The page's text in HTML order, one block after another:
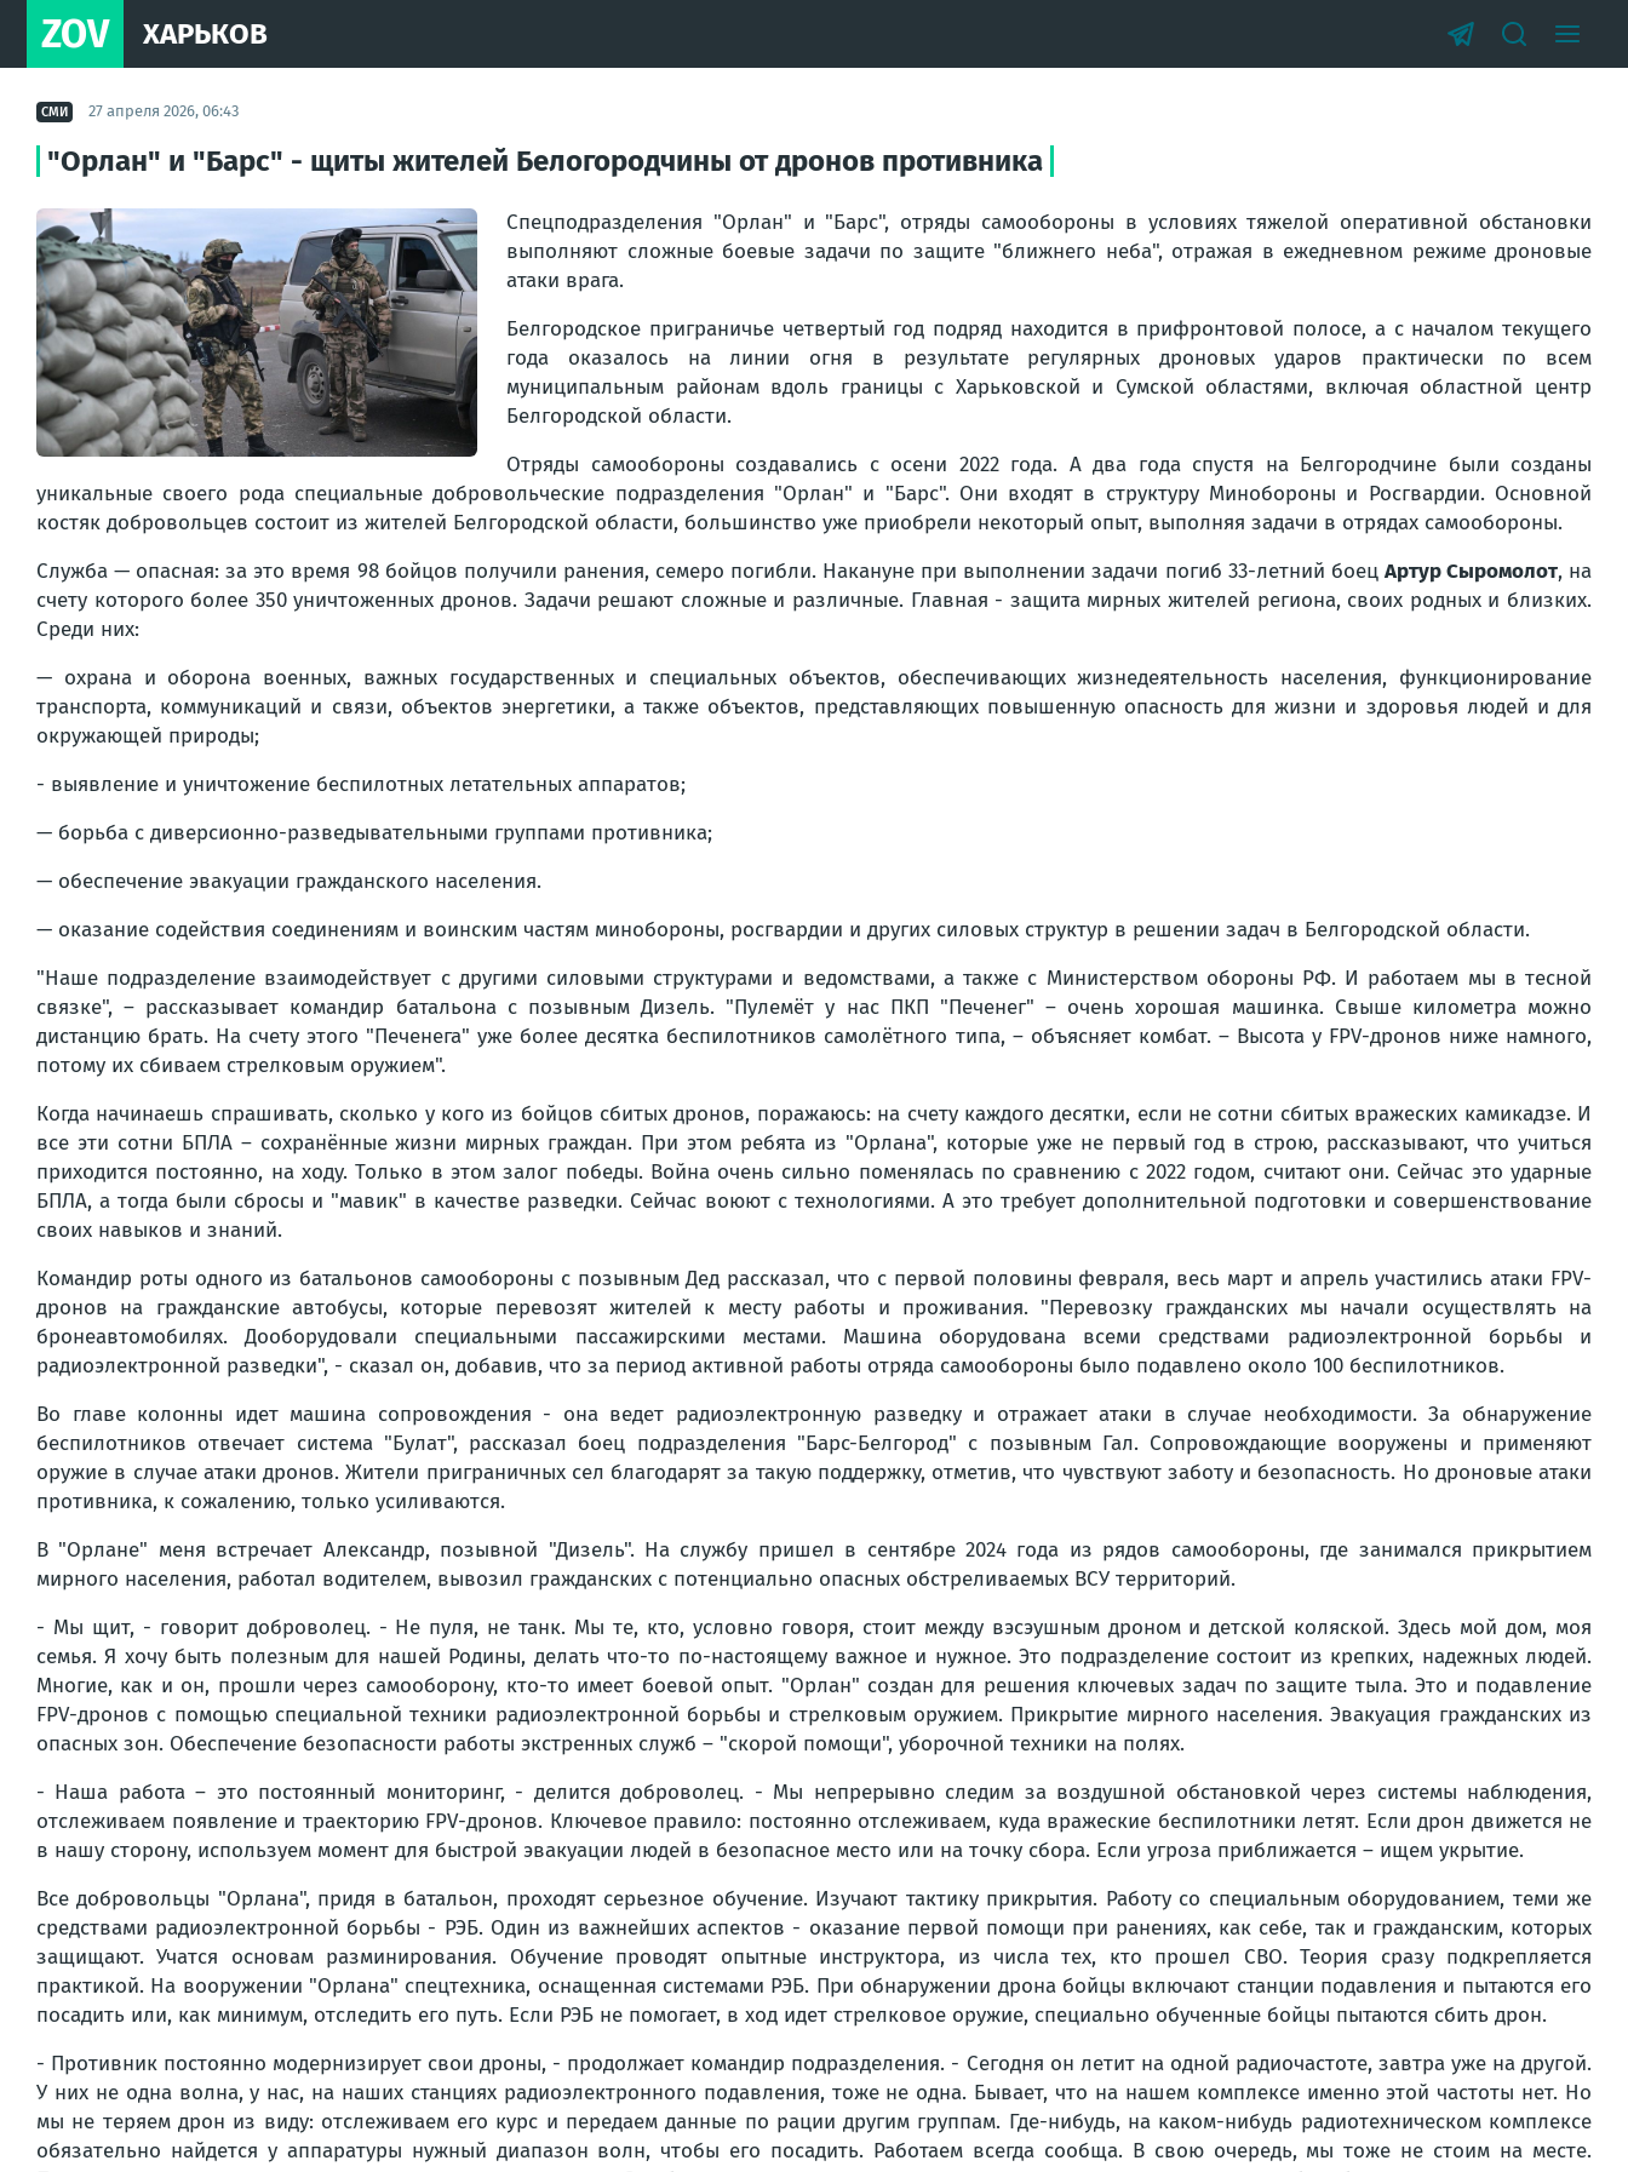
ZOV ХАРЬКОВ
СМИ 27 апреля 2026, 06:43
"Орлан" и "Барс" - щиты жителей Белогородчины от дронов противника
Спецподразделения "Орлан" и "Барс", отряды самообороны в условиях тяжелой оперативной обстановки
выполняют сложные боевые задачи по защите "ближнего неба", отражая в ежедневном режиме дроновые
атаки врага.
Белгородское приграничье четвертый год подряд находится в прифронтовой полосе, а с началом текущего
года оказалось на линии огня в результате регулярных дроновых ударов практически по всем
муниципальным районам вдоль границы с Харьковской и Сумской областями, включая областной центр
Белгородской области.
Отряды самообороны создавались с осени 2022 года. А два года спустя на Белгородчине были созданы
уникальные своего рода специальные добровольческие подразделения "Орлан" и "Барс". Они входят в структуру Минобороны и Росгвардии. Основной
костяк добровольцев состоит из жителей Белгородской области, большинство уже приобрели некоторый опыт, выполняя задачи в отрядах самообороны.
Служба — опасная: за это время 98 бойцов получили ранения, семеро погибли. Накануне при выполнении задачи погиб 33-летний боец Артур Сыромолот, на
счету которого более 350 уничтоженных дронов. Задачи решают сложные и различные. Главная - защита мирных жителей региона, своих родных и близких.
Среди них:
— охрана и оборона военных, важных государственных и специальных объектов, обеспечивающих жизнедеятельность населения, функционирование
транспорта, коммуникаций и связи, объектов энергетики, а также объектов, представляющих повышенную опасность для жизни и здоровья людей и для
окружающей природы;
- выявление и уничтожение беспилотных летательных аппаратов;
— борьба с диверсионно-разведывательными группами противника;
— обеспечение эвакуации гражданского населения.
— оказание содействия соединениям и воинским частям минобороны, росгвардии и других силовых структур в решении задач в Белгородской области.
"Наше подразделение взаимодействует с другими силовыми структурами и ведомствами, а также с Министерством обороны РФ. И работаем мы в тесной
связке", – рассказывает командир батальона с позывным Дизель. "Пулемёт у нас ПКП "Печенег" – очень хорошая машинка. Свыше километра можно
дистанцию брать. На счету этого "Печенега" уже более десятка беспилотников самолётного типа, – объясняет комбат. – Высота у FPV-дронов ниже намного,
потому их сбиваем стрелковым оружием".
Когда начинаешь спрашивать, сколько у кого из бойцов сбитых дронов, поражаюсь: на счету каждого десятки, если не сотни сбитых вражеских камикадзе. И
все эти сотни БПЛА – сохранённые жизни мирных граждан. При этом ребята из "Орлана", которые уже не первый год в строю, рассказывают, что учиться
приходится постоянно, на ходу. Только в этом залог победы. Война очень сильно поменялась по сравнению с 2022 годом, считают они. Сейчас это ударные
БПЛА, а тогда были сбросы и "мавик" в качестве разведки. Сейчас воюют с технологиями. А это требует дополнительной подготовки и совершенствование
своих навыков и знаний.
Командир роты одного из батальонов самообороны с позывным Дед рассказал, что с первой половины февраля, весь март и апрель участились атаки FPV-
дронов на гражданские автобусы, которые перевозят жителей к месту работы и проживания. "Перевозку гражданских мы начали осуществлять на
бронеавтомобилях. Дооборудовали специальными пассажирскими местами. Машина оборудована всеми средствами радиоэлектронной борьбы и
радиоэлектронной разведки", - сказал он, добавив, что за период активной работы отряда самообороны было подавлено около 100 беспилотников.
Во главе колонны идет машина сопровождения - она ведет радиоэлектронную разведку и отражает атаки в случае необходимости. За обнаружение
беспилотников отвечает система "Булат", рассказал боец подразделения "Барс-Белгород" с позывным Гал. Сопровождающие вооружены и применяют
оружие в случае атаки дронов. Жители приграничных сел благодарят за такую поддержку, отметив, что чувствуют заботу и безопасность. Но дроновые атаки
противника, к сожалению, только усиливаются.
В "Орлане" меня встречает Александр, позывной "Дизель". На службу пришел в сентябре 2024 года из рядов самообороны, где занимался прикрытием
мирного населения, работал водителем, вывозил гражданских с потенциально опасных обстреливаемых ВСУ территорий.
- Мы щит, - говорит доброволец. - Не пуля, не танк. Мы те, кто, условно говоря, стоит между вэсэушным дроном и детской коляской. Здесь мой дом, моя
семья. Я хочу быть полезным для нашей Родины, делать что-то по-настоящему важное и нужное. Это подразделение состоит из крепких, надежных людей.
Многие, как и он, прошли через самооборону, кто-то имеет боевой опыт. "Орлан" создан для решения ключевых задач по защите тыла. Это и подавление
FPV-дронов с помощью специальной техники радиоэлектронной борьбы и стрелковым оружием. Прикрытие мирного населения. Эвакуация гражданских из
опасных зон. Обеспечение безопасности работы экстренных служб – "скорой помощи", уборочной техники на полях.
- Наша работа – это постоянный мониторинг, - делится доброволец. - Мы непрерывно следим за воздушной обстановкой через системы наблюдения,
отслеживаем появление и траекторию FPV-дронов. Ключевое правило: постоянно отслеживаем, куда вражеские беспилотники летят. Если дрон движется не
в нашу сторону, используем момент для быстрой эвакуации людей в безопасное место или на точку сбора. Если угроза приближается – ищем укрытие.
Все добровольцы "Орлана", придя в батальон, проходят серьезное обучение. Изучают тактику прикрытия. Работу со специальным оборудованием, теми же
средствами радиоэлектронной борьбы - РЭБ. Один из важнейших аспектов - оказание первой помощи при ранениях, как себе, так и гражданским, которых
защищают. Учатся основам разминирования. Обучение проводят опытные инструктора, из числа тех, кто прошел СВО. Теория сразу подкрепляется
практикой. На вооружении "Орлана" спецтехника, оснащенная системами РЭБ. При обнаружении дрона бойцы включают станции подавления и пытаются его
посадить или, как минимум, отследить его путь. Если РЭБ не помогает, в ход идет стрелковое оружие, специально обученные бойцы пытаются сбить дрон.
- Противник постоянно модернизирует свои дроны, - продолжает командир подразделения. - Сегодня он летит на одной радиочастоте, завтра уже на другой.
У них не одна волна, у нас, на наших станциях радиоэлектронного подавления, тоже не одна. Бывает, что на нашем комплексе именно этой частоты нет. Но
мы не теряем дрон из виду: отслеживаем его курс и передаем данные по рации другим группам. Где-нибудь, на каком-нибудь радиотехническом комплексе
обязательно найдется у аппаратуры нужный диапазон волн, чтобы его посадить. Работаем всегда сообща. В свою очередь, мы тоже не стоим на месте.